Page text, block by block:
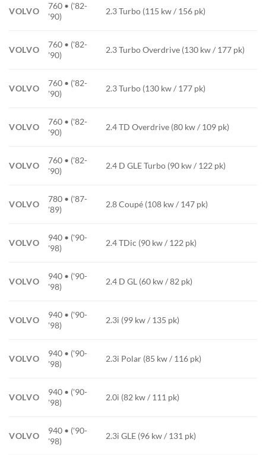
VOLVO
760 • ('82-
'90)
2.3 Turbo (115 kw / 156 pk)
VOLVO
760 • ('82-
'90)
2.3 Turbo Overdrive (130 kw / 177 pk)
VOLVO
760 • ('82-
'90)
2.3 Turbo (130 kw / 177 pk)
VOLVO
760 • ('82-
'90)
2.4 TD Overdrive (80 kw / 109 pk)
VOLVO
760 • ('82-
'90)
2.4 D GLE Turbo (90 kw / 122 pk)
VOLVO
780 • ('87-
'89)
2.8 Coupé (108 kw / 147 pk)
VOLVO
940 • ('90-
'98)
2.4 TDic (90 kw / 122 pk)
VOLVO
940 • ('90-
'98)
2.4 D GL (60 kw / 82 pk)
VOLVO
940 • ('90-
'98)
2.3i (99 kw / 135 pk)
VOLVO
940 • ('90-
'98)
2.3i Polar (85 kw / 116 pk)
VOLVO
940 • ('90-
'98)
2.0i (82 kw / 111 pk)
VOLVO
940 • ('90-
'98)
2.3i GLE (96 kw / 131 pk)